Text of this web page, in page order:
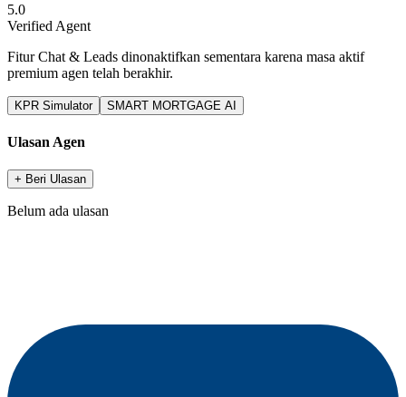
5.0
Verified Agent
Fitur Chat & Leads dinonaktifkan sementara karena masa aktif
premium agen telah berakhir.
KPR Simulator SMART MORTGAGE AI
Ulasan Agen
+ Beri Ulasan
Belum ada ulasan